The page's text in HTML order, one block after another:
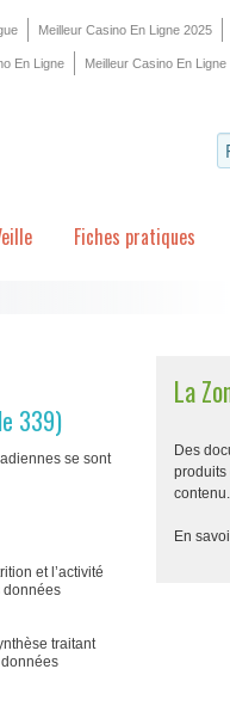
Meilleur Casino En Ligne 2025
En Ligne Meilleur Casino En Ligne
Fiches pratiques
339)
se sont
et l’activité
données
traitant
La
Des
produits
contenu.
En